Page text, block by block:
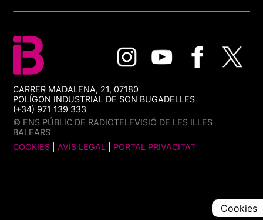
CARRER MADALENA, 21, 07180
POLÍGON INDUSTRIAL DE SON BUGADELLES
(+34) 971 139 333
© ENS PÚBLIC DE RADIOTELEVISIÓ DE LES ILLES
BALEARS
COOKIES |AVÍS LEGAL PORTAL PRIVACITAT
Cookies